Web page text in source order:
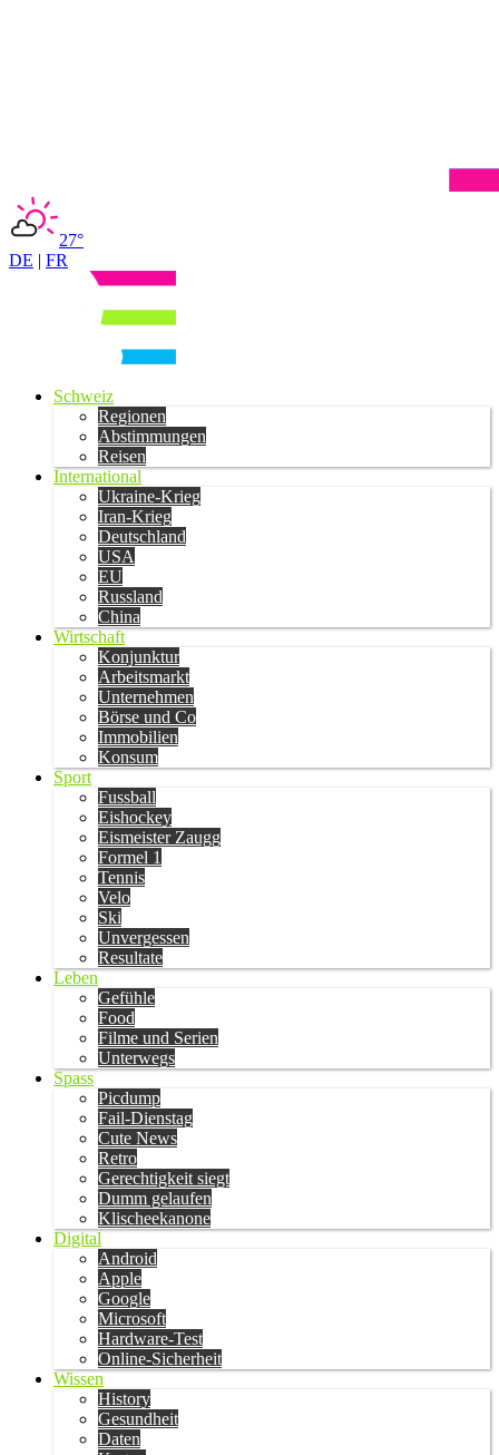
27°
DE | FR
Schweiz
Regionen
Abstimmungen
Reisen
International
Ukraine-Krieg
Iran-Krieg
Deutschland
USA
EU
Russland
China
Wirtschaft
Konjunktur
Arbeitsmarkt
Unternehmen
Börse und Co
Immobilien
Konsum
Sport
Fussball
Eishockey
Eismeister Zaugg
Formel 1
Tennis
Velo
Ski
Unvergessen
Resultate
Leben
Gefühle
Food
Filme und Serien
Unterwegs
Spass
Picdump
Fail-Dienstag
Cute News
Retro
Gerechtigkeit siegt
Dumm gelaufen
Klischeekanone
Digital
Android
Apple
Google
Microsoft
Hardware-Test
Online-Sicherheit
Wissen
History
Gesundheit
Daten